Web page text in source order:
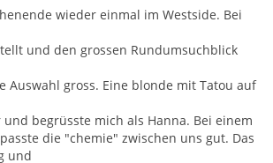
wieder einmal im Westside. Bei
und den grossen Rundumsuchblick
Auswahl gross. Eine blonde mit Tatou auf
begrüsste mich als Hanna. Bei einem
die "chemie" zwischen uns gut. Das
und
Zitieren